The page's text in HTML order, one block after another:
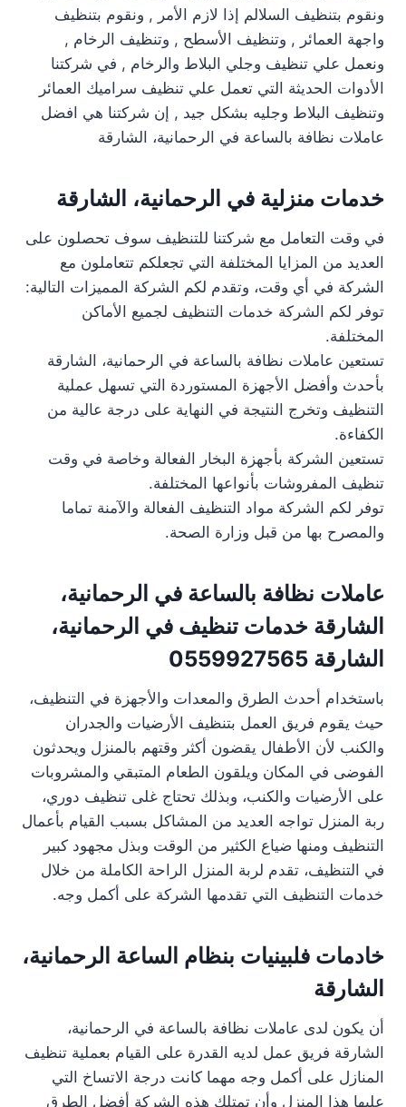
ونقوم بتنظيف السلالم إذا لازم الأمر , ونقوم بتنظيف
واجهة العمائر , وتنظيف الأسطح , وتنظيف الرخام ,
ونعمل علي تنظيف وجلي البلاط والرخام , في شركتنا
الأدوات الحديثة التي تعمل علي تنظيف سراميك العمائر
وتنظيف البلاط وجليه بشكل جيد , إن شركتنا هي افضل
عاملات نظافة بالساعة في الرحمانية، الشارقة
خدمات منزلية في الرحمانية، الشارقة
في وقت التعامل مع شركتنا للتنظيف سوف تحصلون على
العديد من المزايا المختلفة التي تجعلكم تتعاملون مع
الشركة في أي وقت، وتقدم لكم الشركة المميزات التالية:
توفر لكم الشركة خدمات التنظيف لجميع الأماكن
المختلفة.
تستعين عاملات نظافة بالساعة في الرحمانية، الشارقة
بأحدث وأفضل الأجهزة المستوردة التي تسهل عملية
التنظيف وتخرج النتيجة في النهاية على درجة عالية من
الكفاءة.
تستعين الشركة بأجهزة البخار الفعالة وخاصة في وقت
تنظيف المفروشات بأنواعها المختلفة.
توفر لكم الشركة مواد التنظيف الفعالة والآمنة تماما
والمصرح بها من قبل وزارة الصحة.
عاملات نظافة بالساعة في الرحمانية،
الشارقة خدمات تنظيف في الرحمانية،
الشارقة 0559927565
باستخدام أحدث الطرق والمعدات والأجهزة في التنظيف،
حيث يقوم فريق العمل بتنظيف الأرضيات والجدران
والكنب لأن الأطفال يقضون أكثر وقتهم بالمنزل ويحدثون
الفوضى في المكان ويلقون الطعام المتبقي والمشروبات
على الأرضيات والكنب، وبذلك تحتاج غلى تنظيف دوري،
ربة المنزل تواجه العديد من المشاكل بسبب القيام بأعمال
التنظيف ومنها ضياع الكثير من الوقت وبذل مجهود كبير
في التنظيف، تقدم لربة المنزل الراحة الكاملة من خلال
خدمات التنظيف التي تقدمها الشركة على أكمل وجه.
خادمات فلبينيات بنظام الساعة الرحمانية،
الشارقة
أن يكون لدى عاملات نظافة بالساعة في الرحمانية،
الشارقة فريق عمل لديه القدرة على القيام بعملية تنظيف
المنازل على أكمل وجه مهما كانت درجة الاتساخ التي
عليها هذا المنزل وأن تمتلك هذه الشركة أفضل الطرق